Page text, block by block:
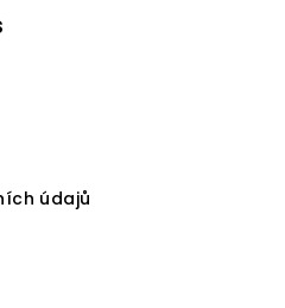
údajů